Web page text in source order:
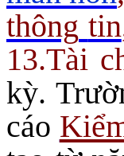
thông tin
13.Tài
kỳ.
cáo